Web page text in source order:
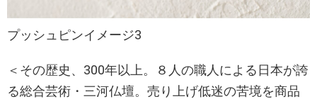
プッシュピンイメージ3
＜その歴史、300年以上。８人の職人による日本が誇
る総合芸術・三河仏壇。売り上げ低迷の苦境を商品